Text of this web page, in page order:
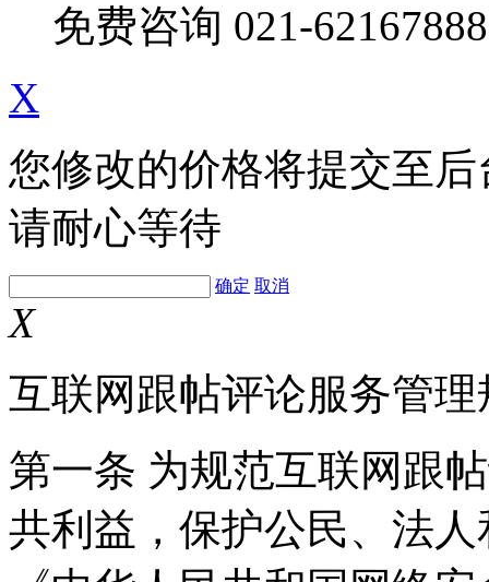
免费咨询 021-62167888
X
您修改的价格将提交至
请耐心等待
确定 取消
X
互联网跟帖评论服务管理
第一条 为规范互联网跟
共利益，保护公民、法